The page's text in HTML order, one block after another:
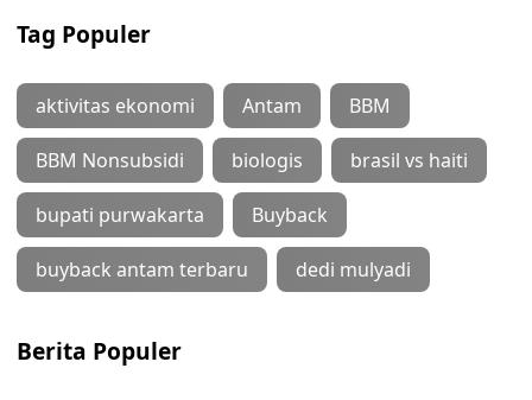
Tag Populer
aktivitas ekonomi Antam BBM
BBM Nonsubsidi biologis brasil vs haiti
bupati purwakarta Buyback
buyback antam terbaru dedi mulyadi
Berita Populer